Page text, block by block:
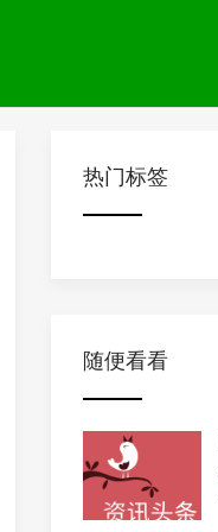
热门标签
随便看看